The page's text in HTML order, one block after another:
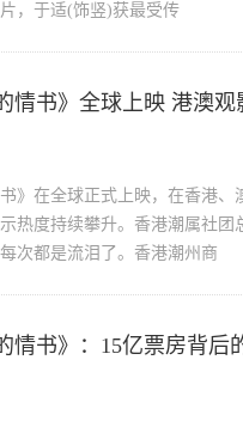
，于适(饰竖)获最受传
情书》全球上映 港澳
》在全球正式上映，在香港、
热度持续攀升。香港潮属社团
次都是流泪了。香港潮州商
情书》：15亿票房背